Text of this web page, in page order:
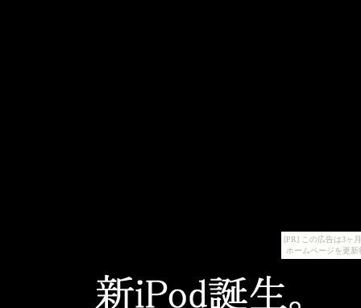
[PR] この広告は3ヶ
ホームページを更